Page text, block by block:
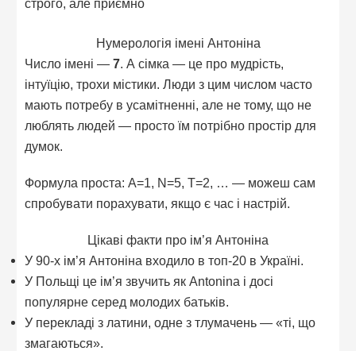
строго, але приємно
Нумерологія імені Антоніна
Число імені —7. А сімка — це про мудрість,
інтуїцію, трохи містики. Люди з цим числом часто
мають потребу в усамітненні, але не тому, що не
люблять людей — просто їм потрібно простір для
думок.
Формула проста: A=1, N=5, T=2, … — можеш сам
спробувати порахувати, якщо є час і настрій.
Цікаві факти про ім’я Антоніна
У 90-х ім’я Антоніна входило в топ-20 в Україні.
У Польщі це ім’я звучить як Antonina і досі
популярне серед молодих батьків.
У перекладі з латини, одне з тлумачень — «ті, що
змагаються».